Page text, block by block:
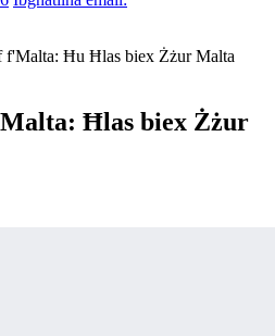
f'Malta: Ħu Ħlas biex Żżur Malta
Ħlas biex Żżur